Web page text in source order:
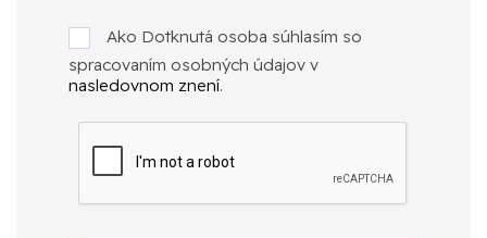
Ako Dotknutá osoba súhlasím so
spracovaním osobných údajov v
nasledovnom znení.